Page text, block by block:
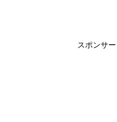
スポンサ